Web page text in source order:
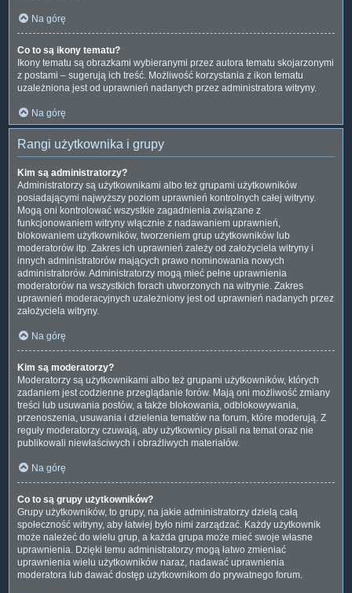
Na górę
Co to są ikony tematu?
Ikony tematu są obrazkami wybieranymi przez autora tematu skojarzonymi
z postami – sugerują ich treść. Możliwość korzystania z ikon tematu
uzależniona jest od uprawnień nadanych przez administratora witryny.
Na górę
Rangi użytkownika i grupy
Kim są administratorzy?
Administratorzy są użytkownikami albo też grupami użytkowników
posiadającymi najwyższy poziom uprawnień kontrolnych całej witryny.
Mogą oni kontrolować wszystkie zagadnienia związane z
funkcjonowaniem witryny włącznie z nadawaniem uprawnień,
blokowaniem użytkowników, tworzeniem grup użytkowników lub
moderatorów itp. Zakres ich uprawnień zależy od założyciela witryny i
innych administratorów mających prawo nominowania nowych
administratorów. Administratorzy mogą mieć pełne uprawnienia
moderatorów na wszystkich forach utworzonych na witrynie. Zakres
uprawnień moderacyjnych uzależniony jest od uprawnień nadanych przez
założyciela witryny.
Na górę
Kim są moderatorzy?
Moderatorzy są użytkownikami albo też grupami użytkowników, których
zadaniem jest codzienne przeglądanie forów. Mają oni możliwość zmiany
treści lub usuwania postów, a także blokowania, odblokowywania,
przenoszenia, usuwania i dzielenia tematów na forum, które moderują. Z
reguły moderatorzy czuwają, aby użytkownicy pisali na temat oraz nie
publikowali niewłaściwych i obraźliwych materiałów.
Na górę
Co to są grupy użytkowników?
Grupy użytkowników, to grupy, na jakie administratorzy dzielą całą
społeczność witryny, aby łatwiej było nimi zarządzać. Każdy użytkownik
może należeć do wielu grup, a każda grupa może mieć swoje własne
uprawnienia. Dzięki temu administratorzy mogą łatwo zmieniać
uprawnienia wielu użytkowników naraz, nadawać uprawnienia
moderatora lub dawać dostęp użytkownikom do prywatnego forum.